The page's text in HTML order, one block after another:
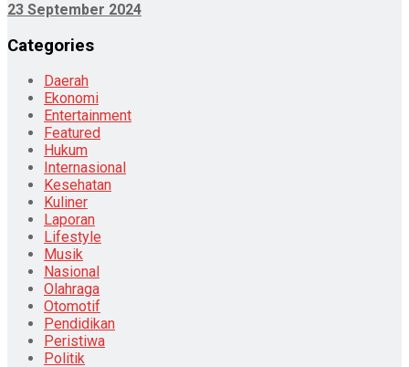
23 September 2024
Categories
Daerah
Ekonomi
Entertainment
Featured
Hukum
Internasional
Kesehatan
Kuliner
Laporan
Lifestyle
Musik
Nasional
Olahraga
Otomotif
Pendidikan
Peristiwa
Politik